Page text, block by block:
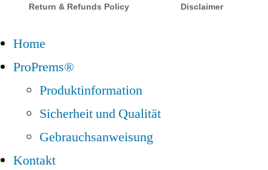
Return & Refunds Policy Disclaimer
Home
ProPrems®
Produktinformation
Sicherheit und Qualität
Gebrauchsanweisung
Kontakt